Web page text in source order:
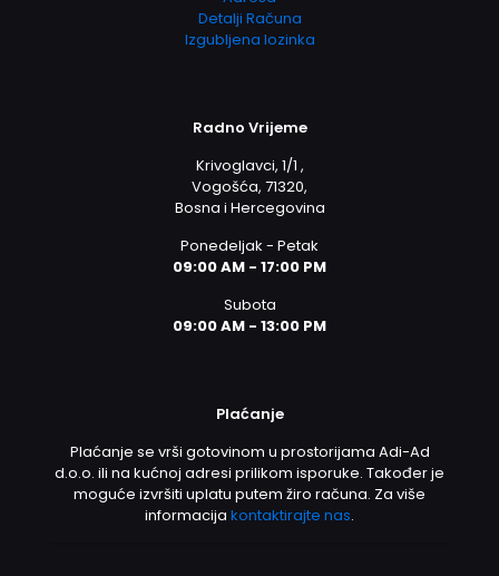
Detalji Računa
Izgubljena lozinka
Radno Vrijeme
Krivoglavci, 1/1 ,
Vogošća, 71320,
Bosna i Hercegovina
Ponedeljak - Petak
09:00 AM - 17:00 PM
Subota
09:00 AM - 13:00 PM
Plaćanje
Plaćanje se vrši gotovinom u prostorijama Adi-Ad
d.o.o. ili na kućnoj adresi prilikom isporuke. Također je
moguće izvršiti uplatu putem žiro računa. Za više
informacija kontaktirajte nas.